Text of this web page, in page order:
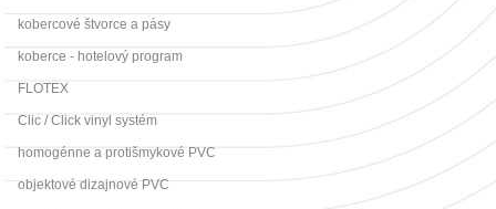
kobercové štvorce a pásy
koberce - hotelový program
FLOTEX
Clic / Click vinyl systém
homogénne a protišmykové PVC
objektové dizajnové PVC